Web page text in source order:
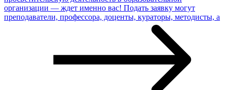
организации — ждет именно вас! Подать заявку могут
преподаватели, профессора, доценты, кураторы, методисты, а